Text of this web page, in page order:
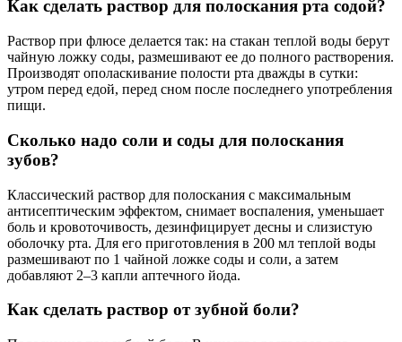
Как сделать раствор для полоскания рта содой?
Раствор при флюсе делается так: на стакан теплой воды берут
чайную ложку соды, размешивают ее до полного растворения.
Производят ополаскивание полости рта дважды в сутки:
утром перед едой, перед сном после последнего употребления
пищи.
Сколько надо соли и соды для полоскания
зубов?
Классический раствор для полоскания с максимальным
антисептическим эффектом, снимает воспаления, уменьшает
боль и кровоточивость, дезинфицирует десны и слизистую
оболочку рта. Для его приготовления в 200 мл теплой воды
размешивают по 1 чайной ложке соды и соли, а затем
добавляют 2–3 капли аптечного йода.
Как сделать раствор от зубной боли?